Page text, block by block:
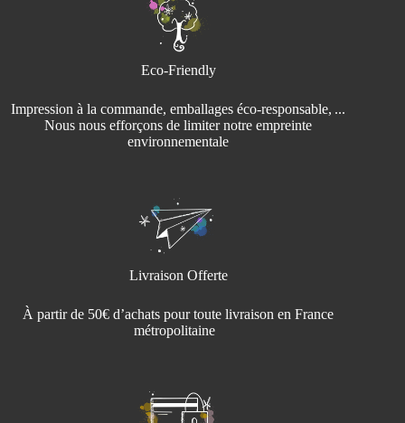
Eco-Friendly
Impression à la commande, emballages éco‑responsable, ...
Nous nous efforçons de limiter notre empreinte
environnementale
Livraison Offerte
À partir de 50€ d’achats pour toute livraison en France
métropolitaine